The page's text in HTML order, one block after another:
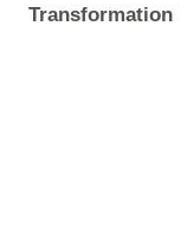
Transformation